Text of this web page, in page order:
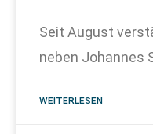
Seit August
neben Johannes
WEITERLESEN